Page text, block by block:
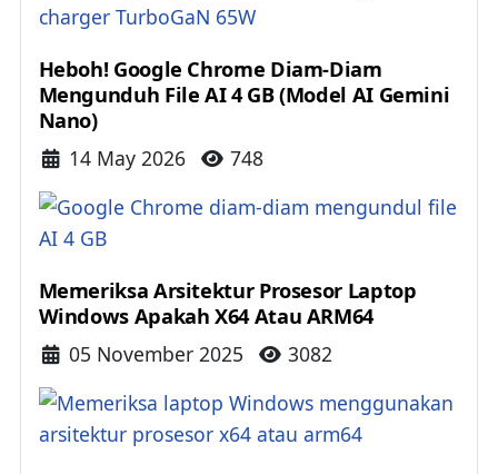
Heboh! Google Chrome Diam-Diam
Mengunduh File AI 4 GB (Model AI Gemini
Nano)
Details
14 May 2026 748
Memeriksa Arsitektur Prosesor Laptop
Windows Apakah X64 Atau ARM64
Details
05 November 2025 3082